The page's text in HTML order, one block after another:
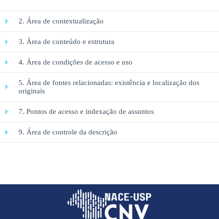
2. Área de contextualização
3. Área de conteúdo e estrutura
4. Área de condições de acesso e uso
5. Área de fontes relacionadas: existência e localização dos
originais
7. Pontos de acesso e indexação de assuntos
9. Área de controle da descrição